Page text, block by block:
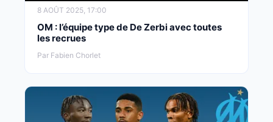
8 AOÛT 2025, 17:00
OM : l’équipe type de De Zerbi avec toutes
les recrues
Par Fabien Chorlet